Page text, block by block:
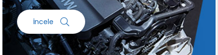
İncele